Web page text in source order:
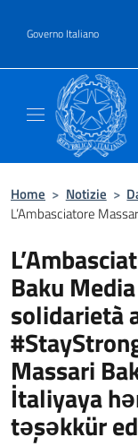
Governo Italiano
Home > Notizie >
L’Ambasciatore
Baku
solidarietà
Massari
İtaliyaya
təşəkkür